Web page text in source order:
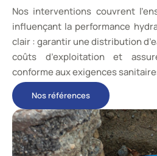
Nos interventions couvrent
influençant la performance
clair : garantir une distribution
coûts d’exploitation et
conforme aux exigences
Nos références